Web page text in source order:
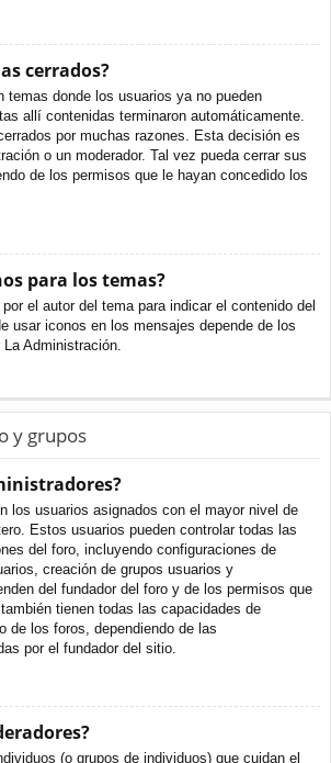
cerrados?
temas donde los usuarios ya no pueden
allí contenidas terminaron automáticamente.
por muchas razones. Esta decisión es
o un moderador. Tal vez pueda cerrar sus
de los permisos que le hayan concedido los
para los temas?
el autor del tema para indicar el contenido del
usar iconos en los mensajes depende de los
Administración.
y grupos
los usuarios asignados con el mayor nivel de
Estos usuarios pueden controlar todas las
del foro, incluyendo configuraciones de
creación de grupos usuarios y
del fundador del foro y de los permisos que
tienen todas las capacidades de
de los foros, dependiendo de las
por el fundador del sitio.
(o grupos de individuos) que cuidan el